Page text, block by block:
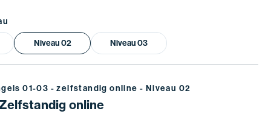
Niveau 02 Niveau 03
01-03 - zelfstandig online - Niveau 02
online